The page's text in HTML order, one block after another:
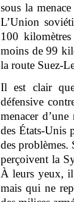
sous la
L’Union
100
moins de 99
la route Suez-
Il est clair que
défensive
menacer
des États-Unis
des problèmes.
perçoivent la
À leurs yeux, il
mais qui ne